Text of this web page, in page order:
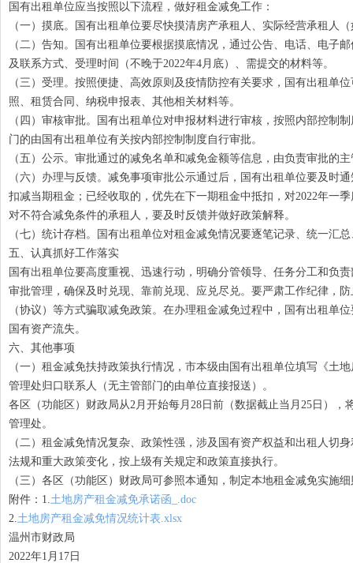
国有出租单位应当按照以下流程，做好租金减免工作：
（一）摸底。国有出租单位要尽快摸清房产承租人、实际经营承租人
（二）告知。国有出租单位要根据摸底情况，通过公告、电话、电
及联系方式、受理时间（不晚于2022年4月底）、需提交的材料等。
（三）受理。按照便捷、高效原则及疫情防控有关要求，国有出租
照、租赁合同、纳税申报表、其他相关材料等。
（四）审核审批。国有出租单位对申报材料进行审核，按照内部控制
门的由国有出租单位有关按内部控制制度自行审批。
（五）公示。审批通过的减免名单和减免金额等信息，由负责审批的
（六）办理与反馈。减免事项审批公示通过后，国有出租单位要及
扣减当期租金；已经收取的，优先在下一期租金中抵扣，对2022年一
对不符合减免条件的承租人，要及时反馈并做好政策解释。
（七）统计存档。国有出租单位对租金减免情况要逐笔记录、统一汇
五、认真抓好工作落实
国有出租单位要高度重视、迅速行动，明确分管领导、任务分工和负
审批管理，确保及时兑现、靠前兑现、应兑尽兑。要严肃工作纪律，
（协议）等方式骗取减免政策。在办理租金减免过程中，国有出租
国有资产流失。
六、其他事项
（一）租金减免扶持政策执行情况，市本级由国有出租单位填写《土
管理处归口联系人（无主管部门的由单位直接报送）。
各区（功能区）财政局从2月开始每月28日前（数据截止当月25日）
管理处。
（二）租金减免情况复杂、政策性强，涉及国有资产权益和出租人
法规和重大政策变化，按上级有关规定和政策直接执行。
（三）各区（功能区）财政局可参照本通知，制定本地租金减免实施
附件：1.土地房产租金减免承诺函_.doc
2.土地房产租金减免情况统计表.xlsx
温州市财政局
2022年1月17日